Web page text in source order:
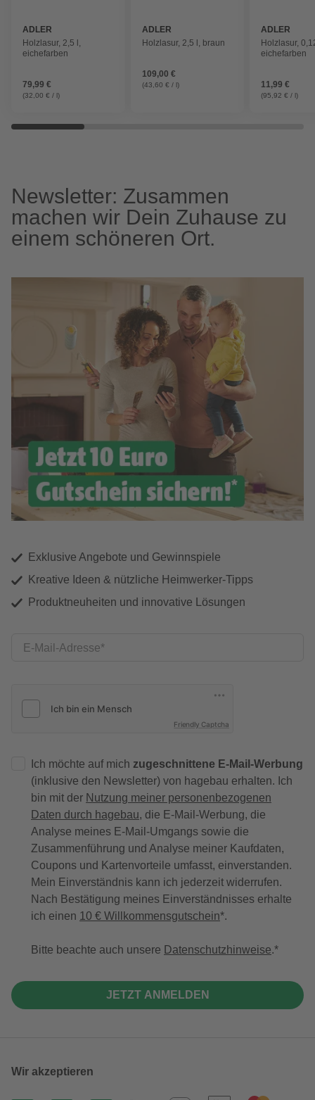
ADLER
Holzlasur, 2,5 l,
eichefarben
79,99 €
(32,00 € / l)
ADLER
Holzlasur, 2,5 l, braun
109,00 €
(43,60 € / l)
ADLER
Holzlasur,
eichefarben
11,99 €
(95,92 € / l)
Newsletter: Zusammen
machen wir Dein Zuhause zu
einem schöneren Ort.
Exklusive Angebote und Gewinnspiele
Kreative Ideen & nützliche Heimwerker-Tipps
Produktneuheiten und innovative Lösungen
E-Mail-Adresse
Friendly Captcha
Ich möchte auf mich zugeschnittene E-Mail-Werbung
(inklusive den Newsletter) von hagebau erhalten. Ich
bin mit der Nutzung meiner personenbezogenen
Daten durch hagebau, die E-Mail-Werbung, die
Analyse meines E-Mail-Umgangs sowie die
Zusammenführung und Analyse meiner Kaufdaten,
Coupons und Kartenvorteile umfasst, einverstanden.
Mein Einverständnis kann ich jederzeit widerrufen.
Nach Bestätigung meines Einverständnisses erhalte
ich einen 10 € Willkommensgutschein*.
Bitte beachte auch unsere Datenschutzhinweise.
JETZT ANMELDEN
Wir akzeptieren